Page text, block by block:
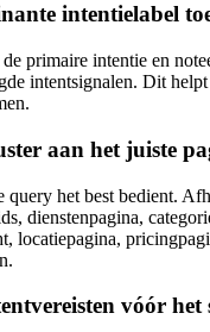
intentielabel
primaire intentie en
intentsignalen. Dit
aan het juiste
query het best bedient.
dienstenpagina,
locatiepagina,
vóór het